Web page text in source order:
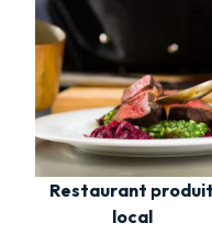
Restaurant produit
local